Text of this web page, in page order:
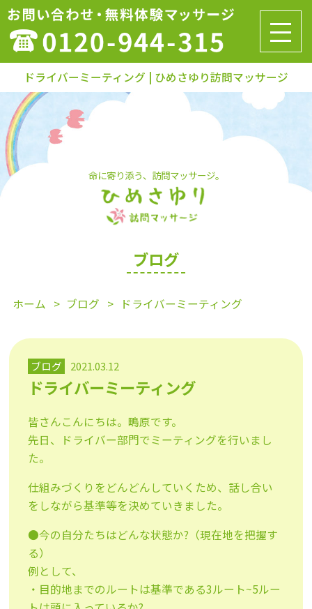
ドライバーミーティング | ひめさゆり訪問マッサージ
命に寄り添う、訪問マッサージ。
ブログ
ホーム ブログ ドライバーミーティング
ブログ 2021.03.12
ドライバーミーティング
皆さんこんにちは。鴫原です。
先日、ドライバー部門でミーティングを行いまし
た。
仕組みづくりをどんどんしていくため、話し合い
をしながら基準等を決めていきました。
●今の自分たちはどんな状態か?（現在地を把握す
る）
例として、
・目的地までのルートは基準である3ルート~5ルー